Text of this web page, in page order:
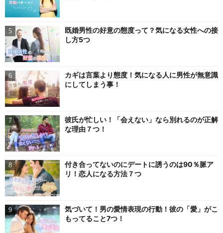
既婚男性の好意の態度って？気になる女性への接
し方5つ
カギは言葉より態度！気になる人に男性が無意識
にしてしまう事！
彼氏が忙しい！「会えない」なら別れるのが正解
な理由７つ！
付き合ってないのにデートに誘うのは90％脈ア
リ！恋人になる方法７つ
気づいて！男の愛情表現の行動！彼の「愛」がこ
もってること7つ！